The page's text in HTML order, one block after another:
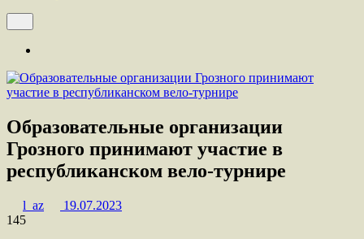
Образовательные организации
Грозного принимают участие в
республиканском вело-турнире
l_az
19.07.2023
145